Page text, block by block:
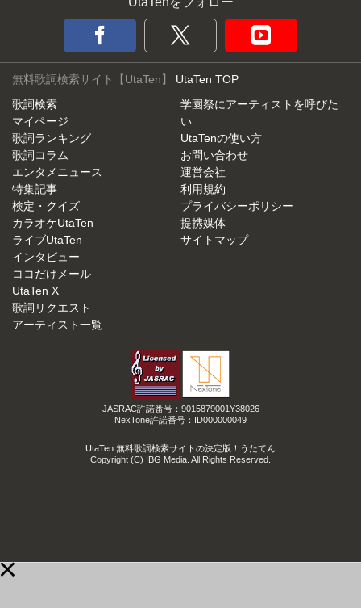
無料歌詞検索サイト【UtaTen】 UtaTen TOP
歌詞検索
マイページ
歌詞ランキング
歌詞コラム
エンタメニュース
特集記事
検定・クイズ
カラオケUtaTen
ライブUtaTen
インタビュー
ココだけメール
UtaTen X
歌詞リクエスト
アーティスト一覧
学園祭にアーティストを呼びた
い
UtaTenの使い方
お問い合わせ
運営会社
利用規約
プライバシーポリシー
提携媒体
サイトマップ
JASRAC許諾番号：9015879001Y38026
NexTone許諾番号：ID000000049
UtaTen 無料歌詞検索サイトの決定版！うたてん
Copyright (C) IBG Media. All Rights Reserved.